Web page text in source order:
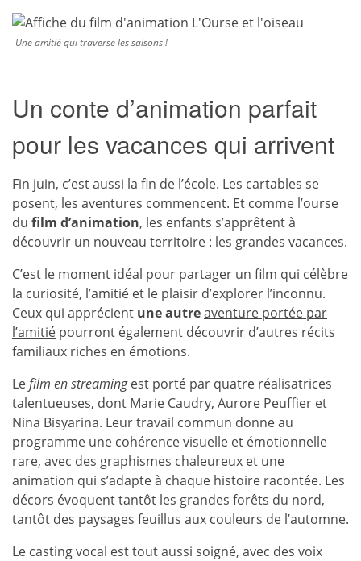
Une amitié qui traverse les saisons !
Un conte d’animation parfait
pour les vacances qui arrivent
Fin juin, c’est aussi la fin de l’école. Les cartables se
posent, les aventures commencent. Et comme l’ourse
du film d’animation, les enfants s’apprêtent à
découvrir un nouveau territoire : les grandes vacances.
C’est le moment idéal pour partager un film qui célèbre
la curiosité, l’amitié et le plaisir d’explorer l’inconnu.
Ceux qui apprécient une autreaventure portée par
l’amitié pourront également découvrir d’autres récits
familiaux riches en émotions.
Lefilm en streamingest porté par quatre réalisatrices
talentueuses, dont Marie Caudry, Aurore Peuffier et
Nina Bisyarina. Leur travail commun donne au
programme une cohérence visuelle et émotionnelle
rare, avec des graphismes chaleureux et une
animation qui s’adapte à chaque histoire racontée. Les
décors évoquent tantôt les grandes forêts du nord,
tantôt des paysages feuillus aux couleurs de l’automne.
Le casting vocal est tout aussi soigné, avec des voix